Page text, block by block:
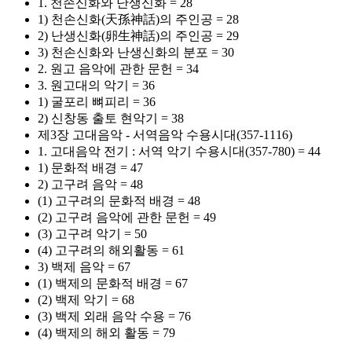
1. 천손신화와 난생신화 = 28
1) 천손신화(天孫神話)의 주인공 = 28
2) 난생신화(卵生神話)의 주인공 = 29
3) 천손신화와 난생신화의 분포 = 30
2. 원고 음악에 관한 문헌 = 34
3. 원고대의 악기 = 36
1) 굴포리 뼈피리 = 36
2) 신창동 출토 현악기 = 38
제3장 고대음악 - 서역음악 수용시대(357-1116)
1. 고대음악 전기 : 서역 악기 수용시대(357-780) = 44
1) 문화적 배경 = 47
2) 고구려 음악 = 48
(1) 고구려의 문화적 배경 = 48
(2) 고구려 음악에 관한 문헌 = 49
(3) 고구려 악기 = 50
(4) 고구려의 해외활동 = 61
3) 백제 음악 = 67
(1) 백제의 문화적 배경 = 67
(2) 백제 악기 = 68
(3) 백제 외래 음악 수용 = 76
(4) 백제의 해외 활동 = 79